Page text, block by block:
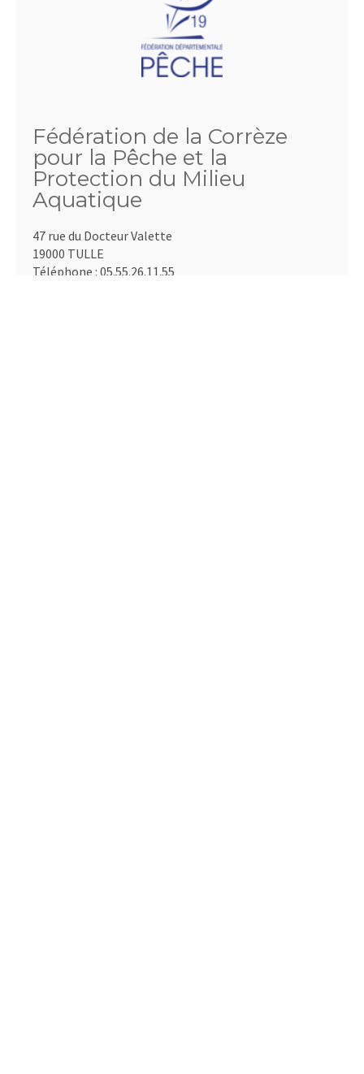
Fédération de la Corrèze
pour la Pêche et la
Protection du Milieu
Aquatique
47 rue du Docteur Valette
19000 TULLE
Téléphone : 05.55.26.11.55